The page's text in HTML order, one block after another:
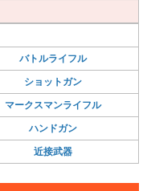
バトルライフル
ショットガン
マークスマンライフル
ハンドガン
近接武器